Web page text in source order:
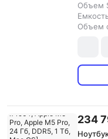
Объем
Объем
234